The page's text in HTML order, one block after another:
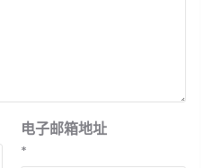
电子邮箱地址
*